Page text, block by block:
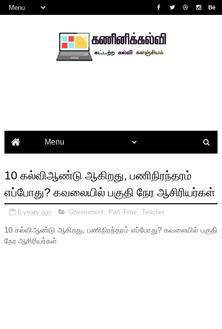
10 கல்விஆண்டு ஆகிறது, பணிநிரந்தரம்
எப்போது? கவலையில் பகுதி நேர ஆசிரியர்கள்
6 years ago Government Part Time, Teacher
10 கல்விஆண்டு ஆகிறது, பணிநிரந்தரம் எப்போது? கவலையில் பகுதி
நேர ஆசிரியர்கள்